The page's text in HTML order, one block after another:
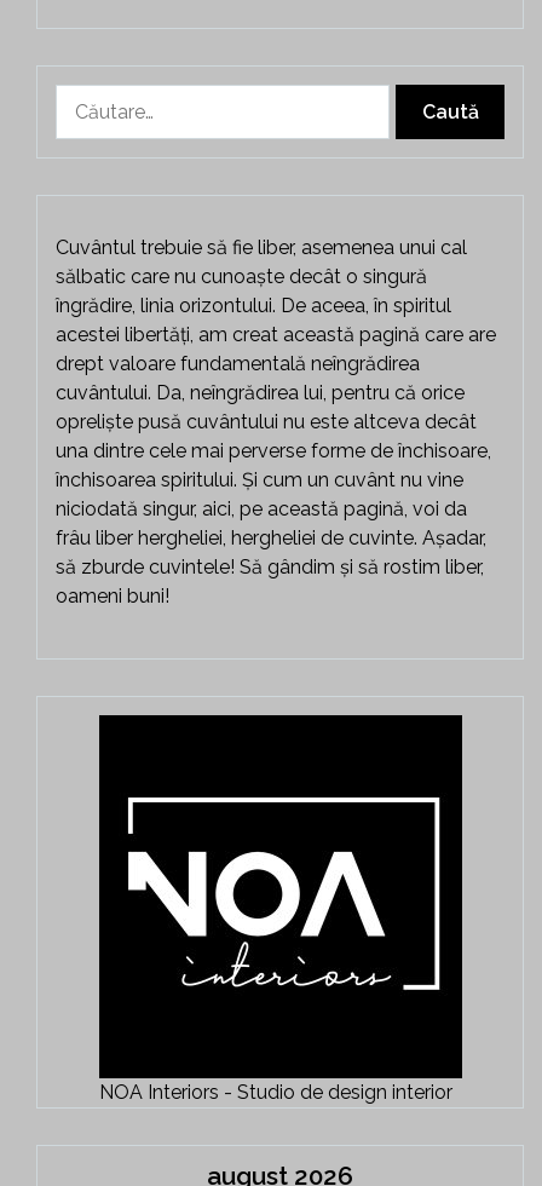
după:
Cuvântul trebuie să fie liber, asemenea unui cal
sălbatic care nu cunoaște decât o singură
îngrădire, linia orizontului. De aceea, în spiritul
acestei libertăți, am creat această pagină care are
drept valoare fundamentală neîngrădirea
cuvântului. Da, neîngrădirea lui, pentru că orice
opreliște pusă cuvântului nu este altceva decât
una dintre cele mai perverse forme de închisoare,
închisoarea spiritului. Și cum un cuvânt nu vine
niciodată singur, aici, pe această pagină, voi da
frâu liber hergheliei, hergheliei de cuvinte. Așadar,
să zburde cuvintele! Să gândim și să rostim liber,
oameni buni!
NOA Interiors - Studio de design interior
august 2026